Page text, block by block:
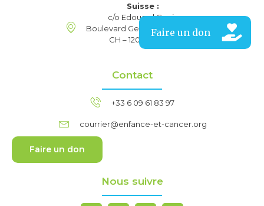
Suisse :
c/o Edouard Gouin
Boulevard Georges Favon, 20
CH – 1204 Genève
Contact
+33 6 09 61 83 97
courrier@enfance-et-cancer.org
Faire un don
Nous suivre